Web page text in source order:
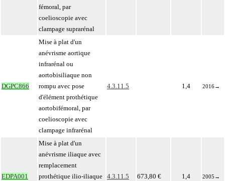
fémoral, par
coelioscopie avec
clampage suprarénal
DGPC866
Mise à plat d'un
anévrisme aortique
infrarénal ou
aortobisiliaque non
rompu avec pose
d'élément prothétique
aortobifémoral, par
coelioscopie avec
clampage infrarénal
4.3.11.5 1,4 2016→
EDPA001
Mise à plat d'un
anévrisme iliaque avec
remplacement
prothétique ilio-iliaque 4.3.11.5 673,80 € 1,4 2005 →